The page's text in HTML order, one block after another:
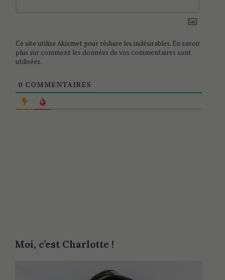
Moi, c’est Charlotte !
Ce site utilise Akismet pour réduire les indésirables. En savoir
plus sur comment les données de vos commentaires sont
utilisées.
0 COMMENTAIRES